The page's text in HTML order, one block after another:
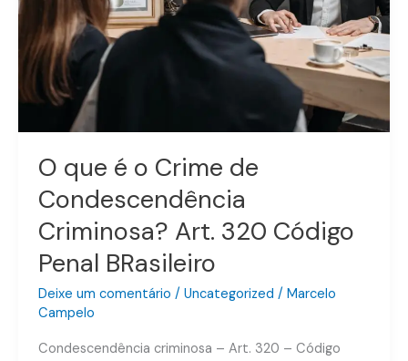
O que é o Crime de
Condescendência
Criminosa? Art. 320 Código
Penal BRasileiro
Deixe um comentário / Uncategorized / Marcelo
Campelo
Condescendência criminosa – Art. 320 – Código
Condescendência
Criminosa?
Art.
320
Código
Penal
BRasileiro